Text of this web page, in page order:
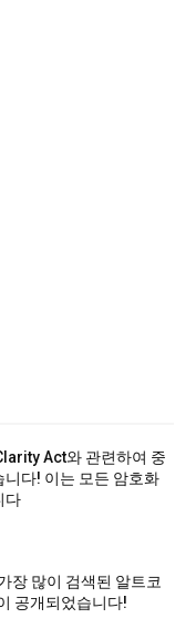
Act와 관련하여 중
니다! 이는 모든 암호화
다
장 많이 검색된 알트코
공개되었습니다!